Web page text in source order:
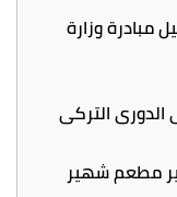
عاما.. تفاصيل مبادرة وزارة
الدوري التركي
مطعم شهير